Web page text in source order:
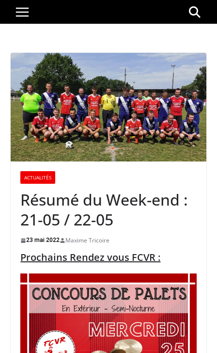
Passer
ACTUALITÉS
Résumé du Week-end :
21-05 / 22-05
23 mai 2022 Maxime Tricoire
Prochains Rendez vous FCVR :